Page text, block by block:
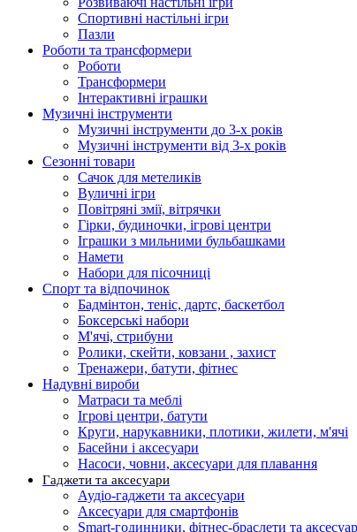
Спортивні настільні ігри
Пазли
Роботи та трансформери
Роботи
Трансформери
Інтерактивні іграшки
Музичні інструменти
Музичні інструменти до 3-х років
Музичні інструменти від 3-х років
Сезонні товари
Сачок для метеликів
Вуличні ігри
Повітряні змії, вітрячки
Гірки, будиночки, ігрові центри
Іграшки з мильними бульбашками
Намети
Набори для пісочниці
Спорт та відпочинок
Бадмінтон, теніс, дартс, баскетбол
Боксерські набори
М'ячі, стрибуни
Ролики, скейти, ковзани , захист
Тренажери, батути, фітнес
Надувні вироби
Матраси та меблі
Ігрові центри, батути
Круги, нарукавники, плотики, жилети, м'ячі
Басейни і аксесуари
Насоси, човни, аксесуари для плавання
Гаджети та аксесуари
Аудіо-гаджети та аксесуари
Аксесуари для смартфонів
Smart-годинники, фітнес-браслети та